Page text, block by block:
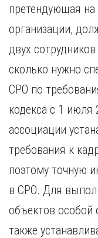
Мурманск
Н
Набережные
Нижний
Нижний Тагил
Новокузнецк
Новосибирск
претендующая на
организации,
двух
сколько нужно
СРО по
кодекса с 1 июля
ассоциации
требования к
поэтому точную
в СРО. Для
объектов особой
также